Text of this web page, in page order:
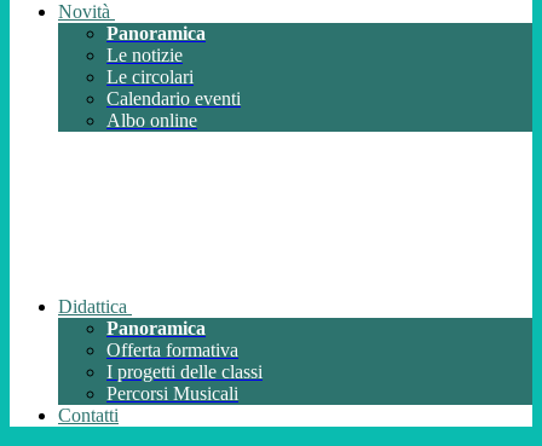
Novità
Panoramica
Le notizie
Le circolari
Calendario eventi
Albo online
Didattica
Panoramica
Offerta formativa
I progetti delle classi
Percorsi Musicali
Contatti